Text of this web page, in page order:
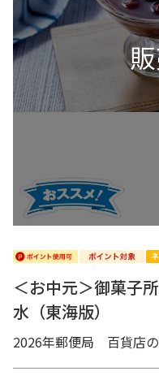
＜お中元＞御菓子
水（東海版）
2026年郵便局 百貨店